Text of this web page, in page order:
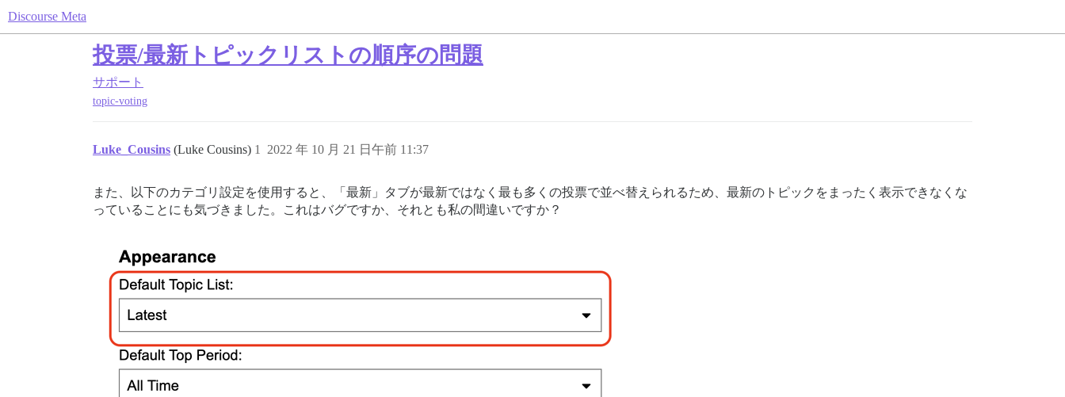
Discourse Meta
投票/最新トピックリストの順序の問題
サポート
topic-voting
Luke_Cousins (Luke Cousins) 2022 年 10 月 21 日午前 11:37
1
また、以下のカテゴリ設定を使用すると、「最新」タブが最新ではなく最も多くの投票で並べ替えられるため、最新のトピックをまったく表示できなくな
っていることにも気づきました。これはバグですか、それとも私の間違いですか？